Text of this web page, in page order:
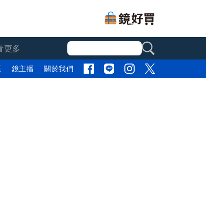
更多
鏡主播 關於我們